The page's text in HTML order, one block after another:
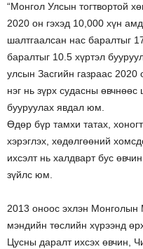
“Монгол Улсын тогтвортой
2020 он гэхэд 10,000 хүн
шалтгаалсан нас баралтыг
баралтыг 10.5 хүртэл
улсын Засгийн газраас 2020
нэг нь зүрх судасны
бууруулах явдал юм.
Өдөр бүр тамхи татах,
хэрэглэх, хөдөлгөөний
ихсэлт нь халдварт бус
зүйлс юм.
2013 оноос эхлэн
мэндийн төслийн хүрээнд
Цусны даралт ихсэх өвчин,